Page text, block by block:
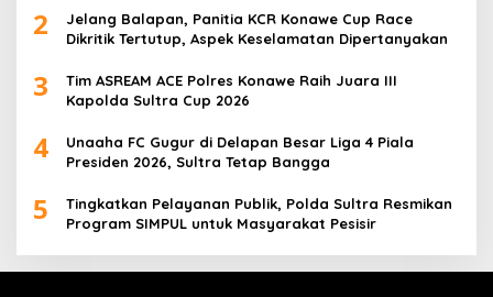
2
Jelang Balapan, Panitia KCR Konawe Cup Race
Dikritik Tertutup, Aspek Keselamatan Dipertanyakan
3
Tim ASREAM ACE Polres Konawe Raih Juara III
Kapolda Sultra Cup 2026
4
Unaaha FC Gugur di Delapan Besar Liga 4 Piala
Presiden 2026, Sultra Tetap Bangga
5
Tingkatkan Pelayanan Publik, Polda Sultra Resmikan
Program SIMPUL untuk Masyarakat Pesisir